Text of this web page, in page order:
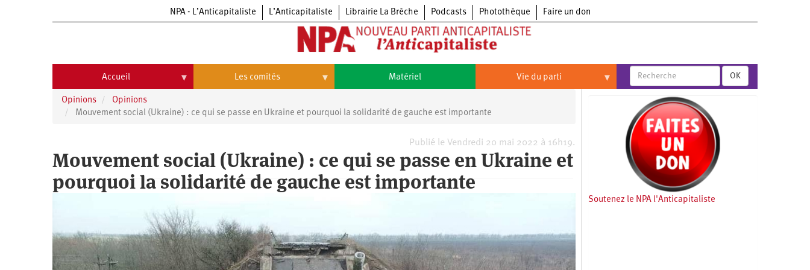
NPA - L’Anticapitaliste L’Anticapitaliste Librairie La Brèche Podcasts Photothèque Faire un don
Accueil
Accueil
Université
d’été
Université
d’été
Université
d’été
2010
Université
d’été
Vidéos
Les comités
comités
Qui
sommes-
nous
?
Matériel Vie du parti
du
NPA
Congrès
du
congrès
congrès
Principes
fondateurs
national
OK
Opinions
Opinions
Mouvement social (Ukraine) : ce qui se passe en Ukraine et pourquoi la solidarité de gauche est importante
Publié le Vendredi 20 mai 2022 à 16h19.
Mouvement social (Ukraine) : ce qui se passe en Ukraine et
pourquoi la solidarité de gauche est importante
Soutenez le NPA l'Anticapitaliste